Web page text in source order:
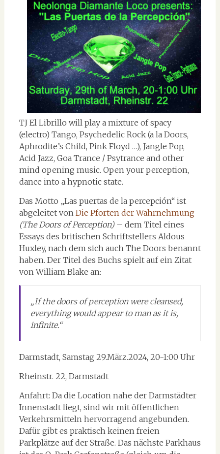
TJ El Librillo will play a mixture of spacy
(electro) Tango, Psychedelic Rock (a la Doors,
Aphrodite’s Child, Pink Floyd …), Jangle Pop,
Acid Jazz, Goa Trance / Psytrance and other
mind opening music. Open your perception,
dance into a hypnotic state.
Das Motto „Las puertas de la percepción“ ist
abgeleitet von Die Pforten der Wahrnehmung
(The Doors of Perception)– dem Titel eines
Essays des britischen Schriftstellers Aldous
Huxley, nach dem sich auch The Doors benannt
haben. Der Titel des Buchs spielt auf ein Zitat
von William Blake an:
„If the doors of perception were cleansed,
everything would appear to man as it is,
infinite.“
Darmstadt, Samstag 29.März.2024, 20-1:00 Uhr
Rheinstr. 22, Darmstadt
Anfahrt: Da die Location nahe der Darmstädter
Innenstadt liegt, sind wir mit öffentlichen
Verkehrsmitteln hervorragend angebunden.
Dafür gibt es praktisch keinen freien
Parkplätze auf der Straße. Das nächste Parkhaus